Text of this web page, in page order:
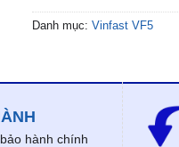
Danh mục: Vinfast VF5
hành chính